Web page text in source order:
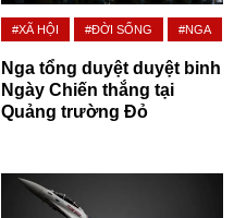
#XÃ HỘI #ĐỜI SỐNG #NGA
Nga tổng duyệt duyệt binh
Ngày Chiến thắng tại
Quảng trường Đỏ